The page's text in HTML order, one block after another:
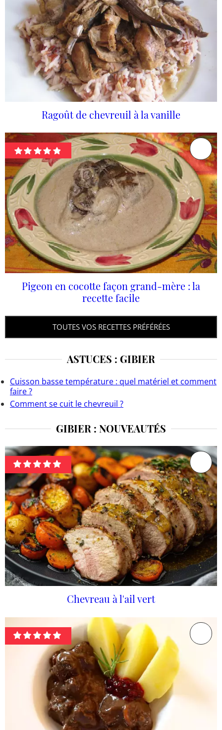
Ragoût de chevreuil à la vanille
Pigeon en cocotte façon grand-mère : la
recette facile
TOUTES VOS RECETTES PRÉFÉRÉES
ASTUCES : GIBIER
Cuisson basse température : quel matériel et comment
faire ?
Comment se cuit le chevreuil ?
GIBIER : NOUVEAUTÉS
Chevreau à l'ail vert